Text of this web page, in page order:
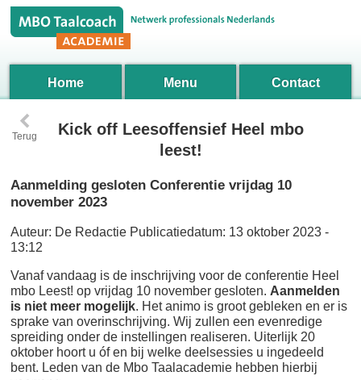
Home Menu Contact
‹
Terug
Kick off Leesoffensief Heel mbo
leest!
Aanmelding gesloten Conferentie vrijdag 10
november 2023
Auteur: De Redactie Publicatiedatum: 13 oktober 2023 -
13:12
Vanaf vandaag is de inschrijving voor de conferentie Heel
mbo Leest! op vrijdag 10 november gesloten. Aanmelden
is niet meer mogelijk. Het animo is groot gebleken en er is
sprake van overinschrijving. Wij zullen een evenredige
spreiding onder de instellingen realiseren. Uiterlijk 20
oktober hoort u óf en bij welke deelsessies u ingedeeld
bent. Leden van de Mbo Taalacademie hebben hierbij